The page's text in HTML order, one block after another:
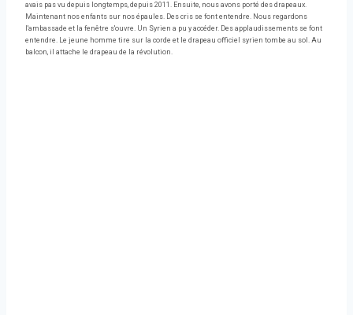
avais pas vu depuis longtemps, depuis 2011. Ensuite, nous avons porté des drapeaux.
Maintenant nos enfants sur nos épaules. Des cris se font entendre. Nous regardons
l'ambassade et la fenêtre s'ouvre. Un Syrien a pu y accéder. Des applaudissements se font
entendre. Le jeune homme tire sur la corde et le drapeau officiel syrien tombe au sol. Au
balcon, il attache le drapeau de la révolution.